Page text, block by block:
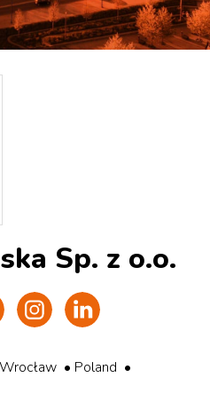
Sp. z o.o.
mail
Youtube Instagram
• Poland •